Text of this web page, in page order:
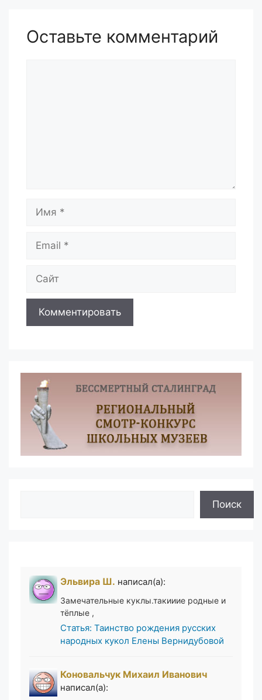
Оставьте комментарий
Поиск
Эльвира Ш. написал(а):
Замечательные куклы.такииие родные и
тёплые ,
Статья: Таинство рождения русских
народных кукол Елены Вернидубовой
Коновальчук Михаил Иванович
написал(а):